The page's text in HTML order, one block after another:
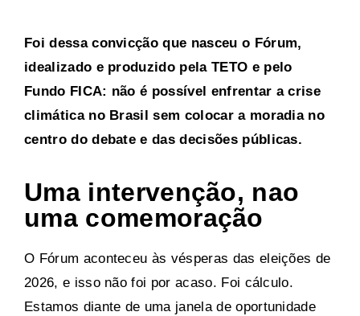
Foi dessa convicção que nasceu o Fórum,
idealizado e produzido pela TETO e pelo
Fundo FICA: não é possível enfrentar a crise
climática no Brasil sem colocar a moradia no
centro do debate e das decisões públicas.
Uma intervenção, nao
uma comemoração
O Fórum aconteceu às vésperas das eleições de
2026, e isso não foi por acaso. Foi cálculo.
Estamos diante de uma janela de oportunidade